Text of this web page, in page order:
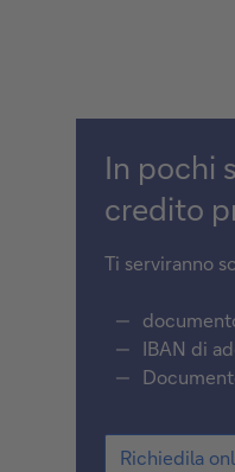
In pochi
credito
Ti serviranno
IBAN di
Richiedila
online
Richiedila